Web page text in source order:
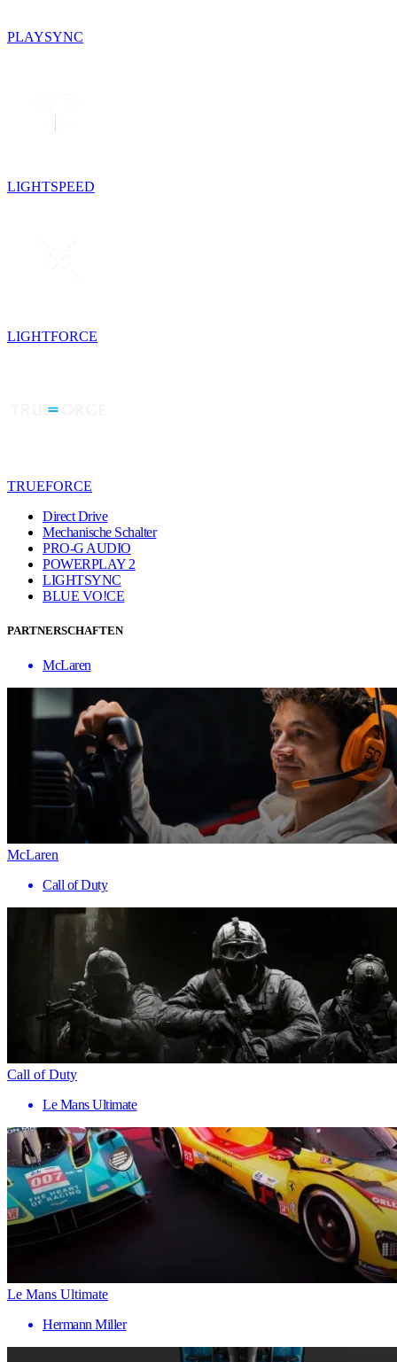
PLAYSYNC
LIGHTSPEED
LIGHTFORCE
TRUEFORCE
Direct Drive
Mechanische Schalter
PRO-G AUDIO
POWERPLAY 2
LIGHTSYNC
BLUE VO!CE
PARTNERSCHAFTEN
McLaren
McLaren
Call of Duty
Call of Duty
Le Mans Ultimate
Le Mans Ultimate
Hermann Miller